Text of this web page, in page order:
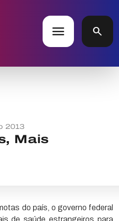
menu search
2013
Mais
do país, o governo federal
de saúde estrangeiros para